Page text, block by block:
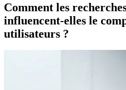
Comment les
influencent-elles le
utilisateurs ?